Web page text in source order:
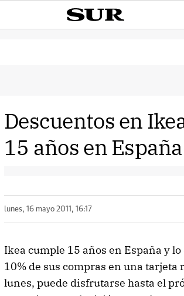
Descuentos en
15 años en España
lunes, 16 mayo 2011, 16:17
Ikea cumple 15 años en España y
10% de sus compras en una
lunes, puede disfrutarse hasta el